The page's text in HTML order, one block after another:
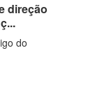
direção
do